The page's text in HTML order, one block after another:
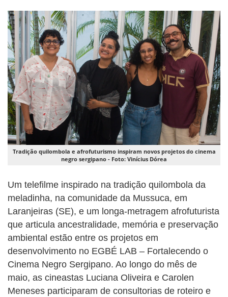
Tradição quilombola e afrofuturismo inspiram novos projetos do cinema
negro sergipano - Foto: Vinícius Dórea
Um telefilme inspirado na tradição quilombola da
meladinha, na comunidade da Mussuca, em
Laranjeiras (SE), e um longa-metragem afrofuturista
que articula ancestralidade, memória e preservação
ambiental estão entre os projetos em
desenvolvimento no EGBÉ LAB – Fortalecendo o
Cinema Negro Sergipano. Ao longo do mês de
maio, as cineastas Luciana Oliveira e Carolen
Meneses participaram de consultorias de roteiro e